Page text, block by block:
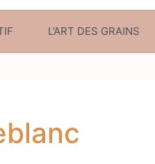
L’ART DES GRAINS